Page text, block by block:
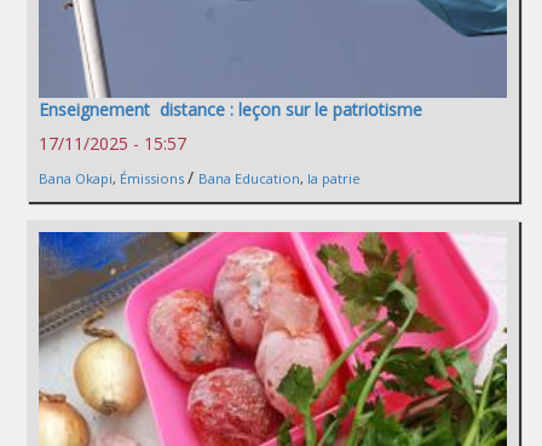
Enseignement distance : leçon sur le patriotisme
17/11/2025 - 15:57
Bana Okapi, Émissions / Bana Education, la patrie